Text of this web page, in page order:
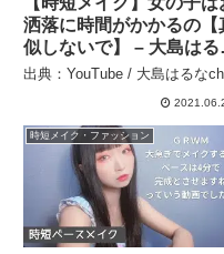
洒落に時間がかかるの【
似しないで】 – 大島はる
ch
出典：YouTube / 大島はるなch
時短メイク・ファッション